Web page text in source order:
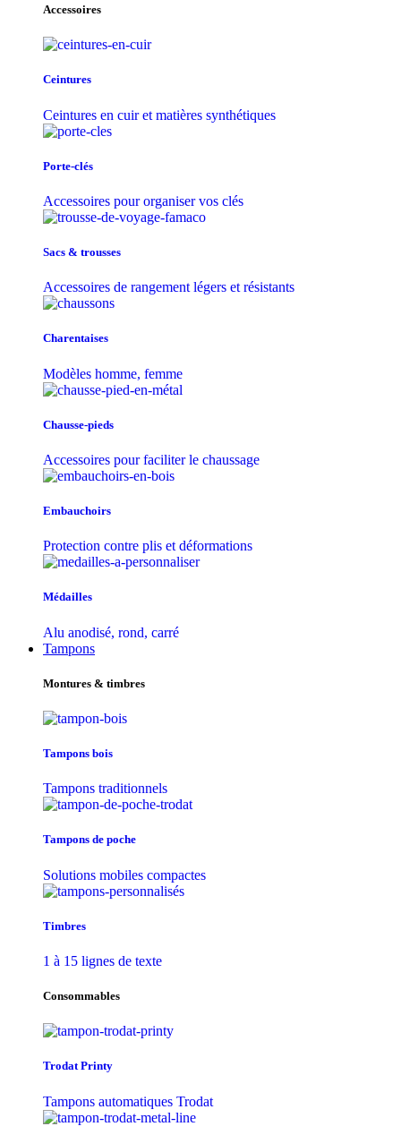
Accessoires
Ceintures
Ceintures en cuir et matières synthétiques
Porte-clés
Accessoires pour organiser vos clés
Sacs & trousse​s
Accessoires de rangement légers et résistants
Charentaises
Modèles homme, femme
Chausse-pieds
Accessoires pour faciliter le chaussage
Embauchoirs
Protection contre plis et déformations
Médailles
Alu anodisé, rond, carré
Tampons
Montures & timbres
Tampons bois
Tampons traditionnels
Tampons de poche
Solutions mobiles compactes
Timbres
1 à 15 lignes de texte
Consommables
Trodat Printy
Tampons automatiques Trodat